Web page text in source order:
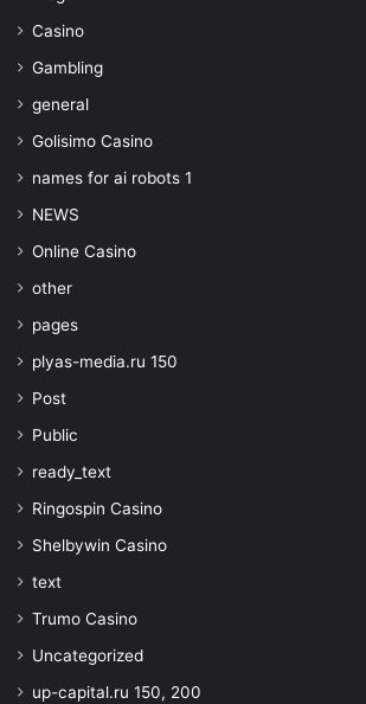
Casino
Gambling
general
Golisimo Casino
names for ai robots 1
NEWS
Online Casino
other
pages
plyas-media.ru 150
Post
Public
ready_text
Ringospin Casino
Shelbywin Casino
text
Trumo Casino
Uncategorized
up-capital.ru 150, 200